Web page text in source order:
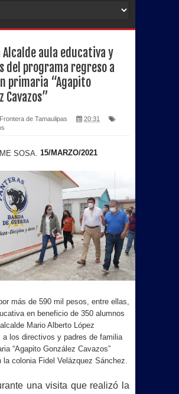
Alcalde aula educativa y
del programa regreso a
primaria “Agapito
Cavazos”
de Tamaulipas
20:31
SOSA. 15/MARZO/2021
más de 590 mil pesos, entre ellas,
en beneficio de 350 alumnos
Mario Alberto López
a los directivos y padres de familia
“Agapito González Cavazos”
la colonia Fidel Velázquez Sánchez.
una visita que realizó la